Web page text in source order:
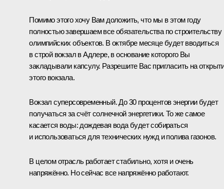
Помимо этого хочу Вам доложить, что мы в этом году
полностью завершаем все обязательства по строительству
олимпийских объектов. В октябре месяце будет вводиться
в строй вокзал в Адлере, в основание которого Вы
закладывали капсулу. Разрешите Вас пригласить на
этого вокзала.
Вокзал суперсовременный. До 30 процентов энергии будет
получаться за счёт солнечной энергетики. То же самое
касается воды: дождевая вода будет собираться
и использоваться для технических нужд и полива газонов.
В целом отрасль работает стабильно, хотя и очень
напряжённо. Но сейчас все напряжённо работают.